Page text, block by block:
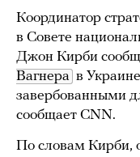
Координатор
в Совете
Джон Кирби
Вагнера в
завербованными
сообщает CNN.
По словам Кирби,